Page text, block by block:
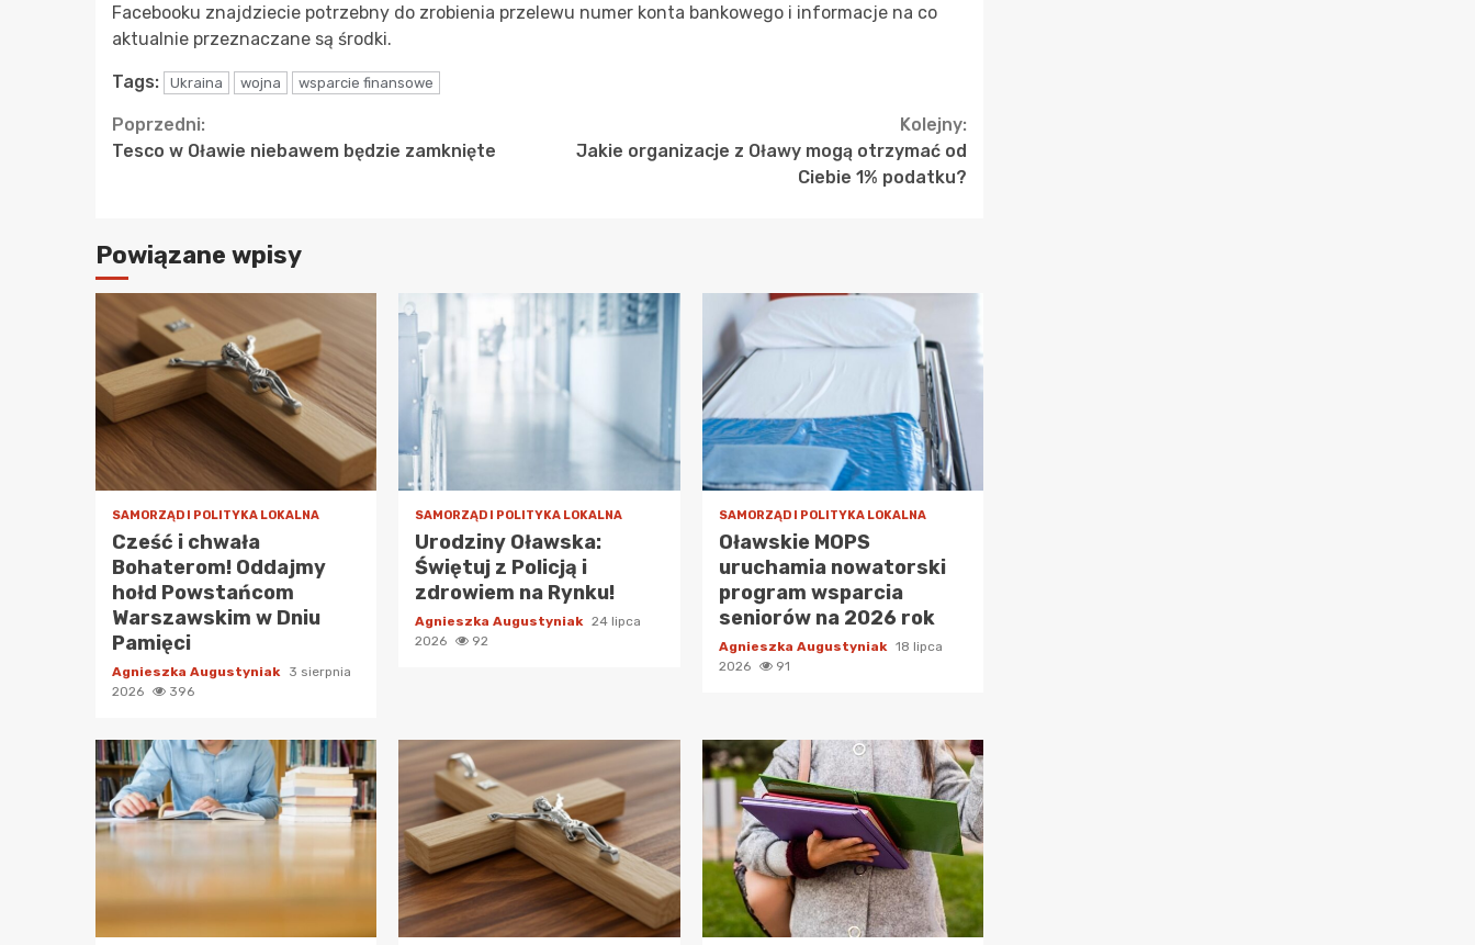
Facebooku znajdziecie potrzebny do zrobienia przelewu numer konta bankowego i informacje na co
aktualnie przeznaczane są środki.
Tags: Ukraina wojna wsparcie finansowe
Continue
Poprzedni:
Tesco w Oławie niebawem będzie zamknięte
Kolejny:
Jakie organizacje z Oławy mogą otrzymać od
Ciebie 1% podatku?
Powiązane wpisy
SAMORZĄD I POLITYKA LOKALNA
Cześć i chwała
Bohaterom! Oddajmy
hołd Powstańcom
Warszawskim w Dniu
Pamięci
Agnieszka Augustyniak
3 sierpnia
2026
396
SAMORZĄD I POLITYKA LOKALNA
Urodziny Oławska:
Świętuj z Policją i
zdrowiem na Rynku!
Agnieszka Augustyniak 24 lipca
2026
92
SAMORZĄD I POLITYKA LOKALNA
Oławskie MOPS
uruchamia nowatorski
program wsparcia
seniorów na 2026 rok
Agnieszka Augustyniak 18 lipca
2026
91